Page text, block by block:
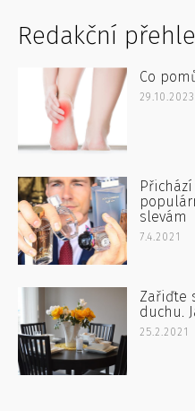
Redakční
Co
29.10.2023
slevám
7.4.2021
Zařiďte
duchu.
25.2.2021